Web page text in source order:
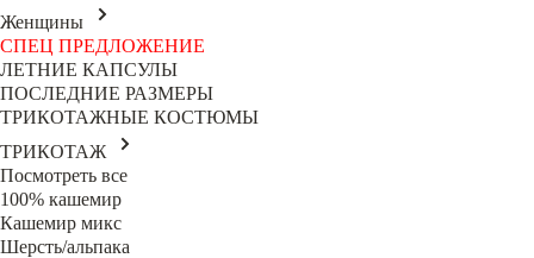
Женщины
СПЕЦ ПРЕДЛОЖЕНИЕ
ЛЕТНИЕ КАПСУЛЫ
ПОСЛЕДНИЕ РАЗМЕРЫ
ТРИКОТАЖНЫЕ КОСТЮМЫ
ТРИКОТАЖ
Посмотреть все
100% кашемир
Кашемир микс
Шерсть/альпака